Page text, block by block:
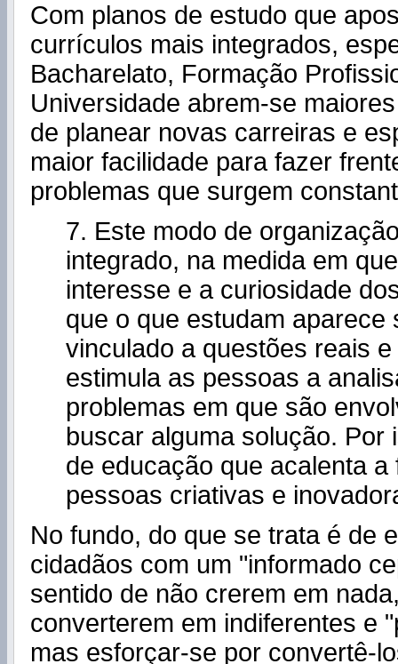
Com planos de estudo que
currículos mais integrados,
Bacharelato, Formação
Universidade abrem-se
de planear novas carreiras e
maior facilidade para fazer
problemas que surgem
7. Este modo de
integrado, na medida em
interesse e a curiosidade
que o que estudam aparece
vinculado a questões reais
estimula as pessoas a
problemas em que são
buscar alguma solução. Por
de educação que acalenta a
pessoas criativas e
No fundo, do que se trata é de
cidadãos com um "informado
sentido de não crerem em
converterem em indiferentes e
mas esforçar-se por convertê-